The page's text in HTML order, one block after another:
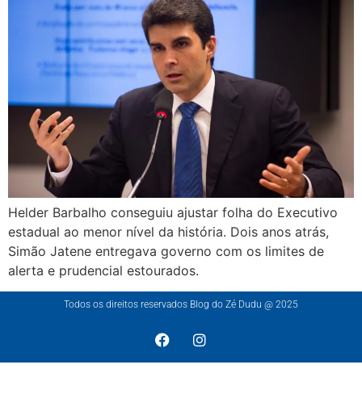
Helder Barbalho conseguiu ajustar folha do Executivo
estadual ao menor nível da história. Dois anos atrás,
Simão Jatene entregava governo com os limites de
alerta e prudencial estourados.
Todos os direitos reservados Blog do Zé Dudu @ 2025